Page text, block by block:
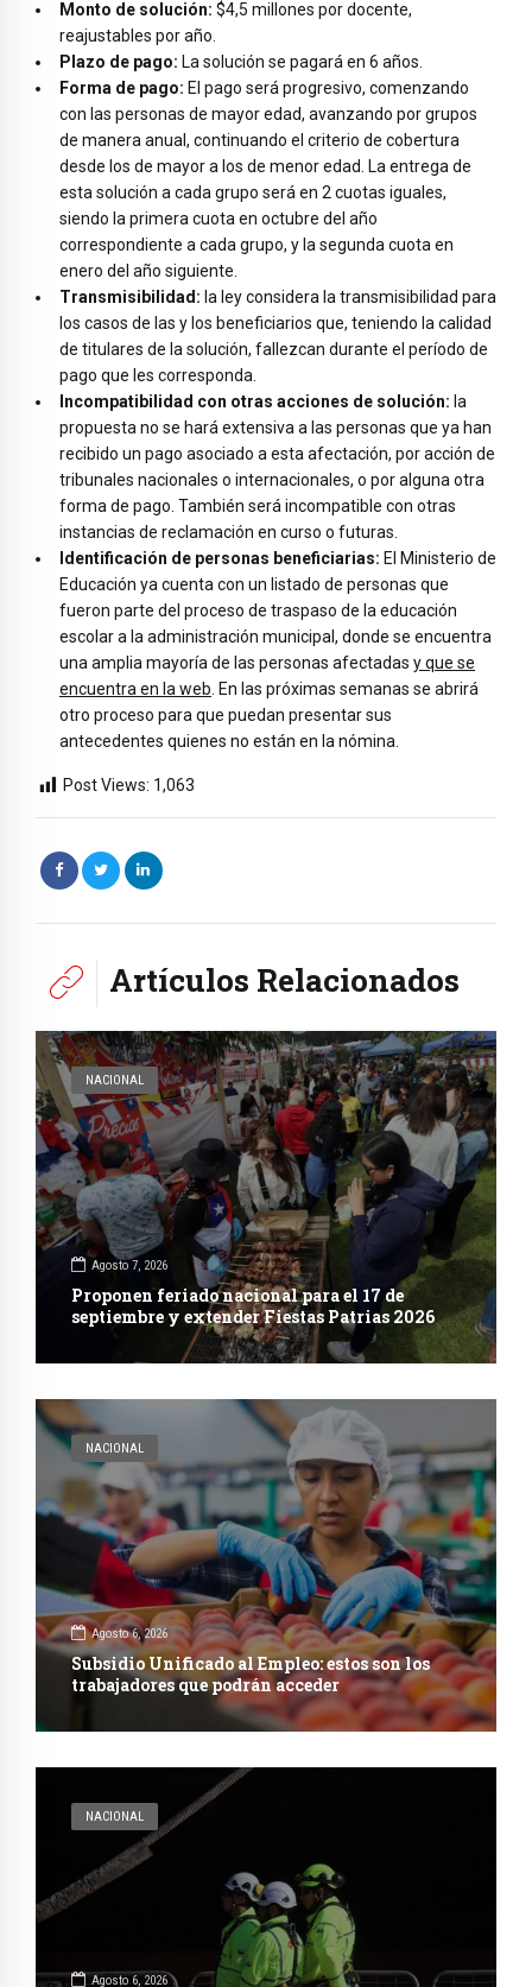
Monto de solución: $4,5 millones por docente,
reajustables por año.
Plazo de pago: La solución se pagará en 6 años.
Forma de pago: El pago será progresivo, comenzando
con las personas de mayor edad, avanzando por grupos
de manera anual, continuando el criterio de cobertura
desde los de mayor a los de menor edad. La entrega de
esta solución a cada grupo será en 2 cuotas iguales,
siendo la primera cuota en octubre del año
correspondiente a cada grupo, y la segunda cuota en
enero del año siguiente.
Transmisibilidad: la ley considera la transmisibilidad para
los casos de las y los beneficiarios que, teniendo la calidad
de titulares de la solución, fallezcan durante el período de
pago que les corresponda.
Incompatibilidad con otras acciones de solución: la
propuesta no se hará extensiva a las personas que ya han
recibido un pago asociado a esta afectación, por acción de
tribunales nacionales o internacionales, o por alguna otra
forma de pago. También será incompatible con otras
instancias de reclamación en curso o futuras.
Identificación de personas beneficiarias: El Ministerio de
Educación ya cuenta con un listado de personas que
fueron parte del proceso de traspaso de la educación
escolar a la administración municipal, donde se encuentra
una amplia mayoría de las personas afectadas y que se
encuentra en la web. En las próximas semanas se abrirá
otro proceso para que puedan presentar sus
antecedentes quienes no están en la nómina.
Post Views: 1,063
Artículos Relacionados
NACIONAL
Agosto 7, 2026
Proponen feriado nacional para el 17 de
septiembre y extender Fiestas Patrias 2026
NACIONAL
Agosto 6, 2026
Subsidio Unificado al Empleo: estos son los
trabajadores que podrán acceder
NACIONAL
Agosto 6, 2026